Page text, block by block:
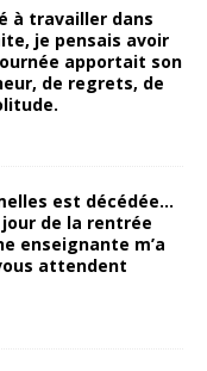
à travailler dans
je pensais avoir
apportait son
de regrets, de
est décédée…
de la rentrée
enseignante m’a
attendent